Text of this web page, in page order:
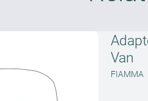
Van
FIAMMA